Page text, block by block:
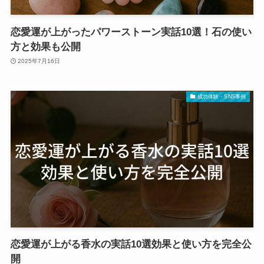
恋愛運が上がったパワーストーン実話10選！石の使い
方と効果も公開
2025年7月16日
成功体験・SNS事例
恋愛運が上がる香水の実話10選効果と使い方を完全公
開